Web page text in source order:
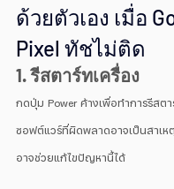
ด้วยตัวเอง เมื่อ
Pixel ทัชไม่ติด
1. รีสตาร์ทเครื่อง
กดปุ่ม Power ค้างเพื่อทำการรีสต
ซอฟต์แวร์ที่ผิดพลาดอาจเป็นสาเห
อาจช่วยแก้ไขปัญหานี้ได้